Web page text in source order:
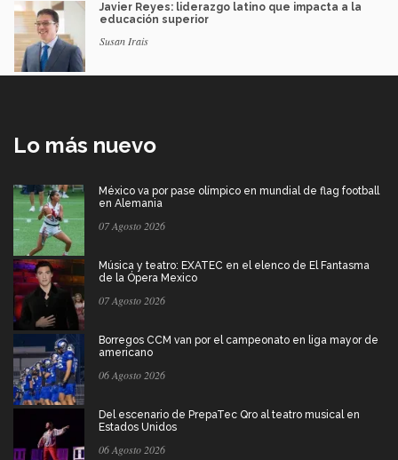
Javier Reyes: liderazgo latino que impacta a la
educación superior
Susan Irais
Lo más nuevo
México va por pase olímpico en mundial de flag football
en Alemania
07 Agosto 2026
Música y teatro: EXATEC en el elenco de El Fantasma
de la Ópera Mexico
07 Agosto 2026
Borregos CCM van por el campeonato en liga mayor de
americano
06 Agosto 2026
Del escenario de PrepaTec Qro al teatro musical en
Estados Unidos
06 Agosto 2026